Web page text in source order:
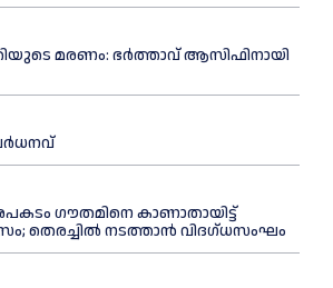
മരണം: ഭര്‍ത്താവ് ആസിഫിനായി
ഗൗതമിനെ കാണാതായിട്ട്
തെരച്ചില്‍ നടത്താൻ വിദഗ്ധസംഘം